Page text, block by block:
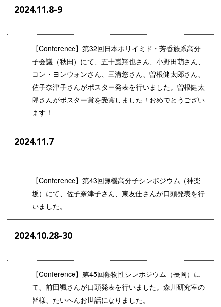
2024.11.8-9
【Conference】第32回日本ポリイミド・芳香族系高分
子会議（秋田）にて、五十嵐翔也さん、小野田萌さん、
コン・ヨンウォンさん、三溝悠さん、曽根健太郎さん、
佐子奈津子さんがポスター発表を行いました。曽根健太
郎さんがポスター賞を受賞しました！おめでとうござい
ます！
2024.11.7
【Conference】第43回無機高分子シンポジウム（神楽
坂）にて、佐子奈津子さん、東友佳さんが口頭発表を行
いました。
2024.10.28-30
【Conference】第45回熱物性シンポジウム（長岡）に
て、前田颯さんが口頭発表を行いました。森川研究室の
皆様、たいへんお世話になりました。